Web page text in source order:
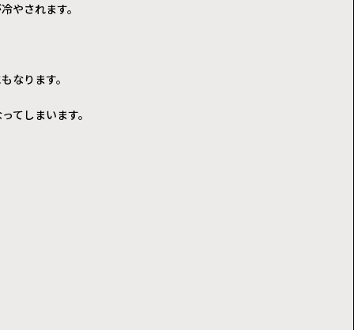
やされます。
なります。
てしまいます。